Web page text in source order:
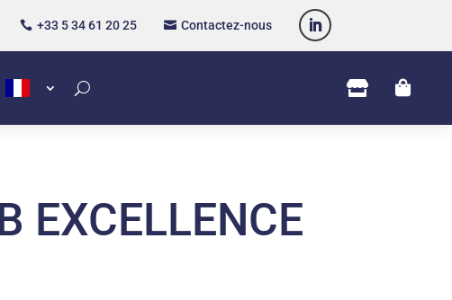
 +33 5 34 61 20 25  Contactez-nous
 
EXCELLENCE